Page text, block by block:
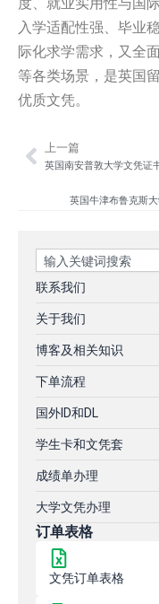
度、就业实用性与国
入学适配性强、毕业
际化求学需求，又全
等各类场景，是英国
优质文凭。
Prev
上一篇
英国南安普敦大学文凭
英国牛津布鲁克斯
Search
联系我们
关于我们
博客及相关知识
下单流程
国外ID和DL
学生卡和文凭套
成绩单办理
大学文凭办理
订单表格
文凭订单表格